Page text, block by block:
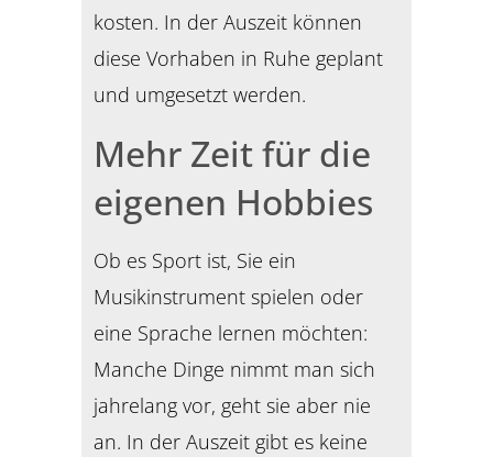
kosten. In der Auszeit können
diese Vorhaben in Ruhe geplant
und umgesetzt werden.
Mehr Zeit für die
eigenen Hobbies
Ob es Sport ist, Sie ein
Musikinstrument spielen oder
eine Sprache lernen möchten:
Manche Dinge nimmt man sich
jahrelang vor, geht sie aber nie
an. In der Auszeit gibt es keine